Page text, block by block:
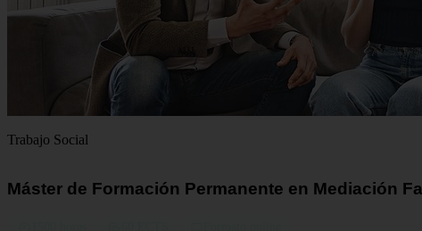
Trabajo Social
Máster de Formación Permanente en Mediación